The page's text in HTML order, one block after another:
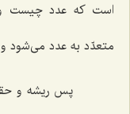
است که عدد چیست
متعدّد به عدد می‌شود
پس ریشه و